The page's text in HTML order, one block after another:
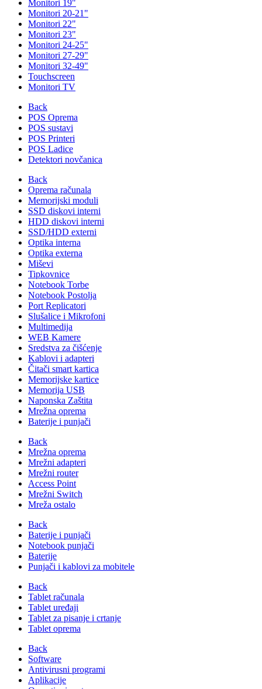
Monitori 19"
Monitori 20-21"
Monitori 22"
Monitori 23"
Monitori 24-25"
Monitori 27-29"
Monitori 32-49"
Touchscreen
Monitori TV
Back
POS Oprema
POS sustavi
POS Printeri
POS Ladice
Detektori novčanica
Back
Oprema računala
Memorijski moduli
SSD diskovi interni
HDD diskovi interni
SSD/HDD externi
Optika interna
Optika externa
Miševi
Tipkovnice
Notebook Torbe
Notebook Postolja
Port Replicatori
Slušalice i Mikrofoni
Multimedija
WEB Kamere
Sredstva za čišćenje
Kablovi i adapteri
Čitači smart kartica
Memorijske kartice
Memorija USB
Naponska Zaštita
Mrežna oprema
Baterije i punjači
Back
Mrežna oprema
Mrežni adapteri
Mrežni router
Access Point
Mrežni Switch
Mreža ostalo
Back
Baterije i punjači
Notebook punjači
Baterije
Punjači i kablovi za mobitele
Back
Tablet računala
Tablet uređaji
Tablet za pisanje i crtanje
Tablet oprema
Back
Software
Antivirusni programi
Aplikacije